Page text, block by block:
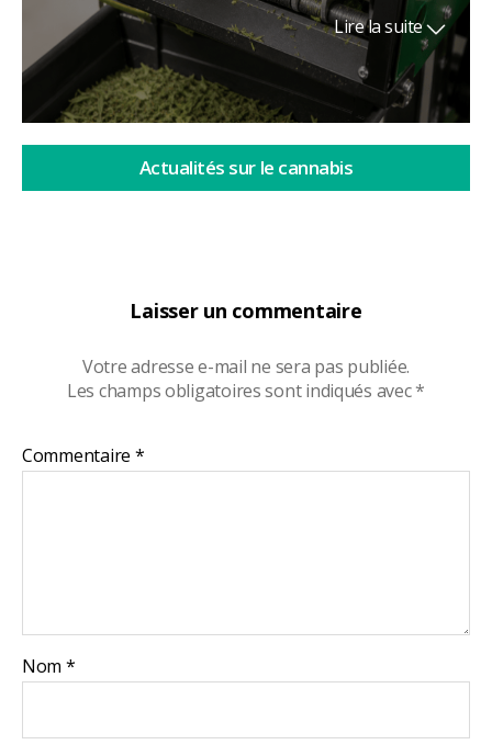
Laisser un commentaire
Votre adresse e-mail ne sera pas publiée.
Les champs obligatoires sont indiqués avec*
Commentaire *
Nom *
Lire la suite
Actualités sur le cannabis